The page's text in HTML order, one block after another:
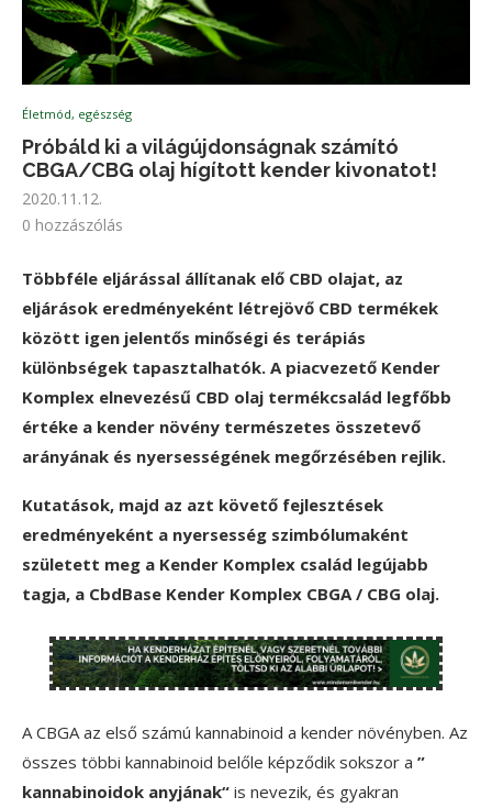
Életmód, egészség
Próbáld ki a világújdonságnak számító
CBGA/CBG olaj hígított kender kivonatot!
2020.11.12.
0 hozzászólás
Többféle eljárással állítanak elő CBD olajat, az
eljárások eredményeként létrejövő CBD termékek
között igen jelentős minőségi és terápiás
különbségek tapasztalhatók. A piacvezető Kender
Komplex elnevezésű CBD olaj termékcsalád legfőbb
értéke a kender növény természetes összetevő
arányának és nyersességének megőrzésében rejlik.
Kutatások, majd az azt követő fejlesztések
eredményeként a nyersesség szimbólumaként
született meg a Kender Komplex család legújabb
tagja, a CbdBase Kender Komplex CBGA / CBG olaj.
A CBGA az első számú kannabinoid a kender növényben. Az
összes többi kannabinoid belőle képződik sokszor a ”
kannabinoidok anyjának“ is nevezik, és gyakran